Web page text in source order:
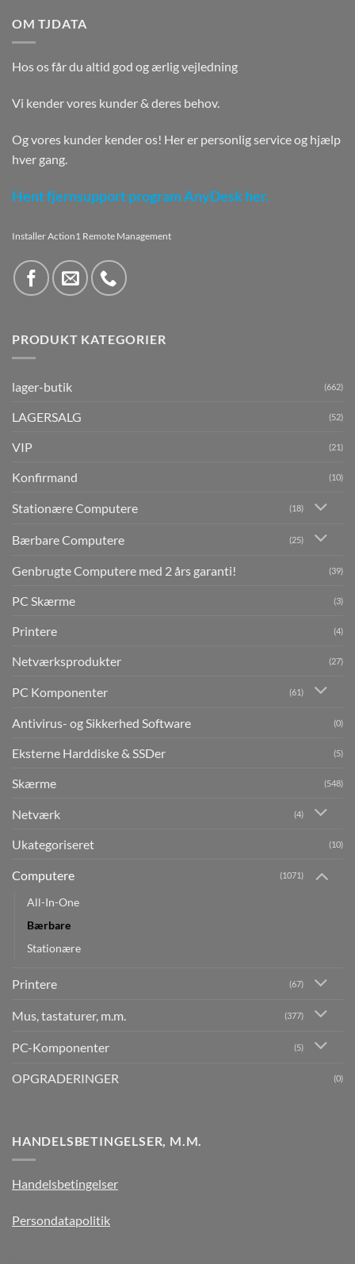
OM TJDATA
Hos os får du altid god og ærlig vejledning
Vi kender vores kunder & deres behov.
Og vores kunder kender os! Her er personlig service og hjælp
hver gang.
Hent fjernsupport program AnyDesk her.
Installer Action1 Remote Management
PRODUKT KATEGORIER
lager-butik (662)
LAGERSALG (52)
VIP (21)
Konfirmand (10)
Stationære Computere (18)
Bærbare Computere (25)
Genbrugte Computere med 2 års garanti! (39)
PC Skærme (3)
Printere (4)
Netværksprodukter (27)
PC Komponenter (61)
Antivirus- og Sikkerhed Software (0)
Eksterne Harddiske & SSDer (5)
Skærme (548)
Netværk (4)
Ukategoriseret (10)
Computere (1071)
All-In-One
Bærbare
Stationære
Printere (67)
Mus, tastaturer, m.m. (377)
PC-Komponenter (5)
OPGRADERINGER (0)
HANDELSBETINGELSER, M.M.
Handelsbetingelser
Persondatapolitik